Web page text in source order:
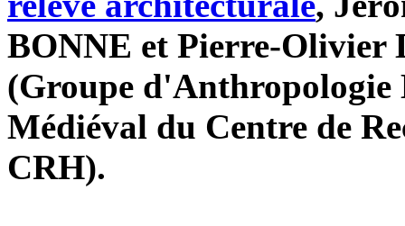
BONNE et Pierre-
(Groupe
Médiéval du Centre de
CRH).